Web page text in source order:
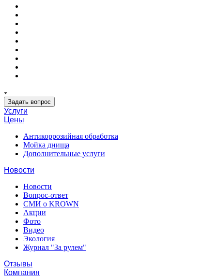
Задать вопрос
Услуги
Цены
Антикоррозийная обработка
Мойка днища
Дополнительные услуги
Новости
Новости
Вопрос-ответ
СМИ о KROWN
Акции
Фото
Видео
Экология
Журнал "За рулем"
Отзывы
Компания